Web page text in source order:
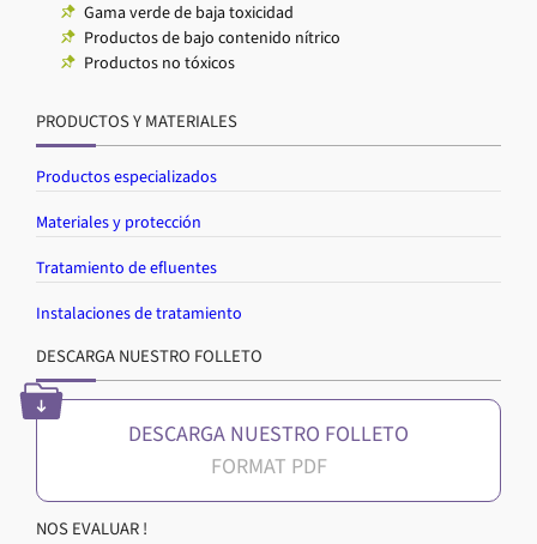
Gama verde de baja toxicidad
Productos de bajo contenido nítrico
Productos no tóxicos
PRODUCTOS Y MATERIALES
Productos especializados
Materiales y protección
Tratamiento de efluentes
Instalaciones de tratamiento
DESCARGA NUESTRO FOLLETO
DESCARGA NUESTRO FOLLETO
NOS EVALUAR !